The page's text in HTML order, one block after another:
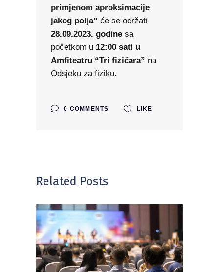
primjenom aproksimacije
jakog polja” će se održati
28.09.2023. godine sa
početkom u 12:00 sati u
Amfiteatru “Tri fizičara” na
Odsjeku za fiziku.
0 COMMENTS LIKE
Related Posts